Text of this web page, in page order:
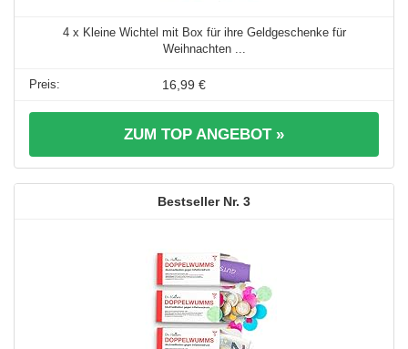
4 x Kleine Wichtel mit Box für ihre Geldgeschenke für
Weihnachten ...
16,99 €
ZUM TOP ANGEBOT »
3